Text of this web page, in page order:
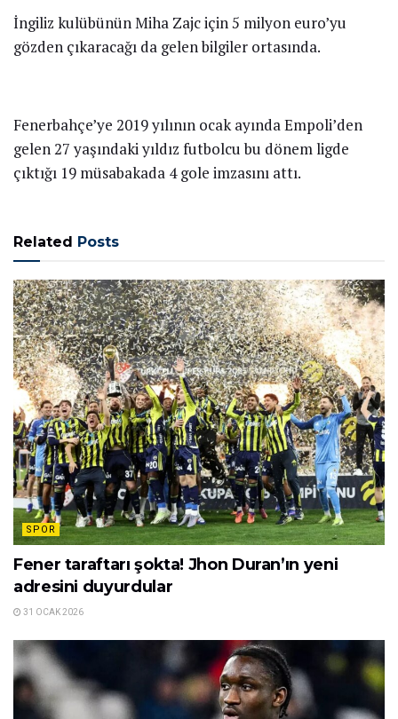
Sarı-lacivertlilerde, dönemin en başarılı isimlerinden
biri olan Miha Zajc’la ilgili transfer savları ise sürüyor.
Takvim’in Ada basınından aktardığı habere nazaran
Hull City, devre ortasında takımına katamadığı Sloven